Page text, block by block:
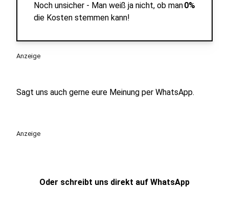
Noch unsicher - Man weiß ja nicht, ob man
die Kosten stemmen kann!
0%
Anzeige
Sagt uns auch gerne eure Meinung per WhatsApp.
Anzeige
Oder schreibt uns direkt auf WhatsApp